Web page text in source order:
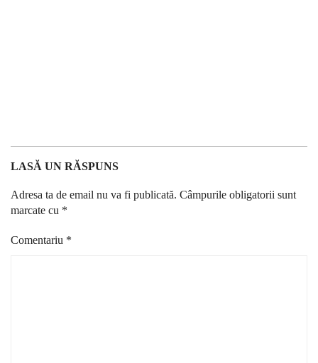
LASĂ UN RĂSPUNS
Adresa ta de email nu va fi publicată. Câmpurile obligatorii sunt
marcate cu *
Comentariu *